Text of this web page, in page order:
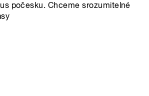
počesku. Chceme srozumitelné